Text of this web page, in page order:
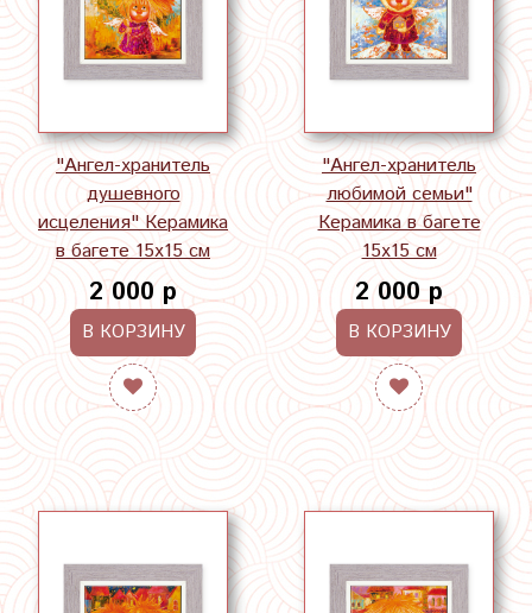
"Ангел-хранитель
душевного
исцеления" Керамика
в багете 15х15 см
2 000 р
В КОРЗИНУ
"Ангел-хранитель
любимой семьи"
Керамика в багете
15х15 см
2 000 р
В КОРЗИНУ